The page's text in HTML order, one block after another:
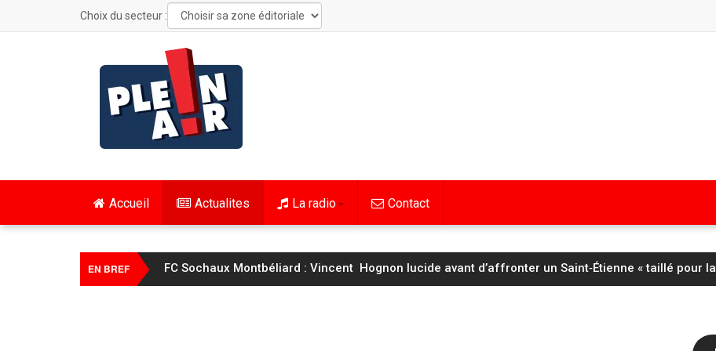
Choix du secteur :
Accueil Actualites La radio Contact
EN BREF FC Sochaux Montbéliard : Vincent Hognon lucide avant d’affronter un Saint‑Étienne « taillé pour la